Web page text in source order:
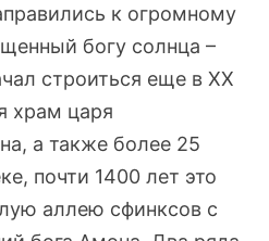
к огромному
богу солнца –
строиться еще в XX
храм царя
а также более 25
почти 1400 лет это
аллею сфинксов с